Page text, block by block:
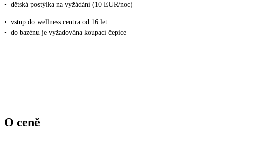
• dětská postýlka na vyžádání (10 EUR/noc)
• vstup do wellness centra od 16 let
• do bazénu je vyžadována koupací čepice
O ceně